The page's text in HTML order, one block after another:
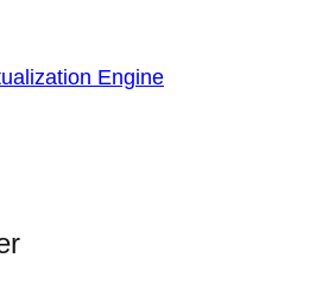
Engine